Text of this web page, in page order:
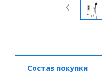
Состав покупки